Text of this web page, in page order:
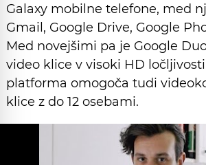
Galaxy mobilne telefone, med
Gmail, Google Drive, Google
Med novejšimi pa je Google
video klice v visoki HD
platforma omogoča tudi
klice z do 12 osebami.